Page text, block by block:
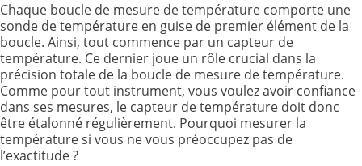
Chaque boucle de mesure de température comporte une
sonde de température en guise de premier élément de la
boucle. Ainsi, tout commence par un capteur de
température. Ce dernier joue un rôle crucial dans la
précision totale de la boucle de mesure de température.
Comme pour tout instrument, vous voulez avoir confiance
dans ses mesures, le capteur de température doit donc
être étalonné régulièrement. Pourquoi mesurer la
température si vous ne vous préoccupez pas de
l’exactitude ?